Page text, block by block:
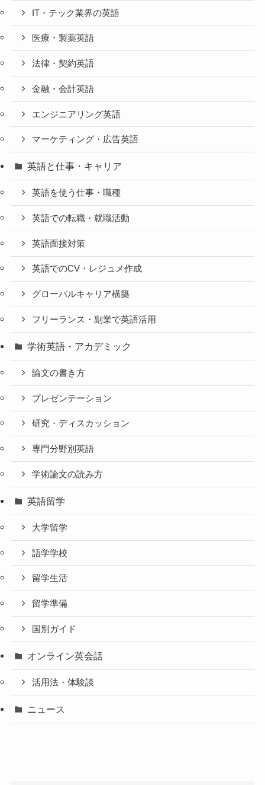
IT・テック業界の英語
医療・製薬英語
法律・契約英語
金融・会計英語
エンジニアリング英語
マーケティング・広告英語
英語と仕事・キャリア
英語を使う仕事・職種
英語での転職・就職活動
英語面接対策
英語でのCV・レジュメ作成
グローバルキャリア構築
フリーランス・副業で英語活用
学術英語・アカデミック
論文の書き方
プレゼンテーション
研究・ディスカッション
専門分野別英語
学術論文の読み方
英語留学
大学留学
語学学校
留学生活
留学準備
国別ガイド
オンライン英会話
活用法・体験談
ニュース